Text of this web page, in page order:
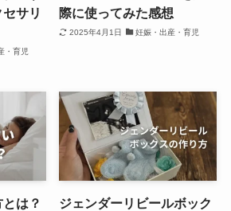
サリ
・育児
際に使ってみた感想
2025年4月1日 妊娠・出産・育児
は？
ジェンダーリビールボック